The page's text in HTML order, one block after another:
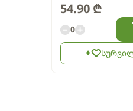
54.90₾
0